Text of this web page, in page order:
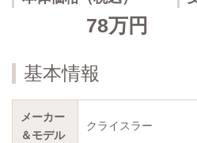
78万円
基本情報
メーカー
＆モデル
クライスラー